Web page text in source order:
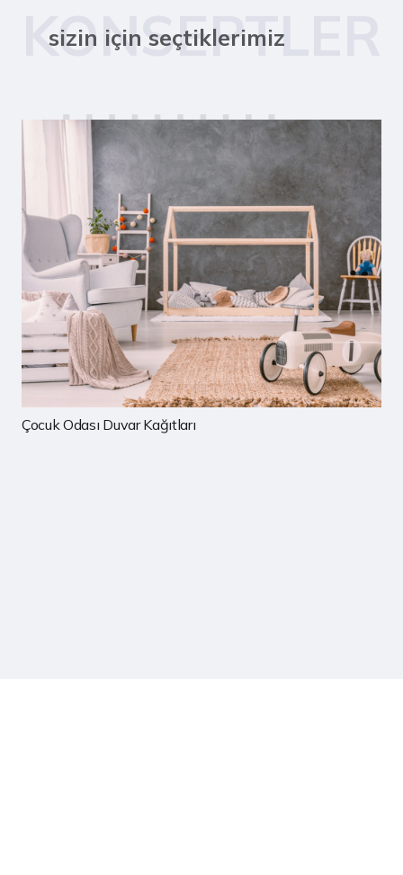
KONSEPTLER
sizin için seçtiklerimiz
Çocuk Odası Duvar Kağıtları